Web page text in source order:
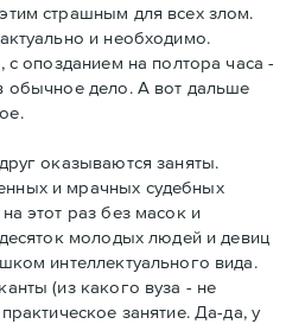
страшным для всех злом.
и необходимо.
с опозданием на полтора часа -
обычное дело. А вот дальше
оказываются заняты.
и мрачных судебных
этот раз без масок и
молодых людей и девиц
интеллектуального вида.
(из какого вуза - не
занятие. Да-да, у